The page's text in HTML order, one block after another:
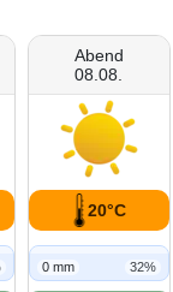
Abend
08.08.
20°C
0 mm 32%